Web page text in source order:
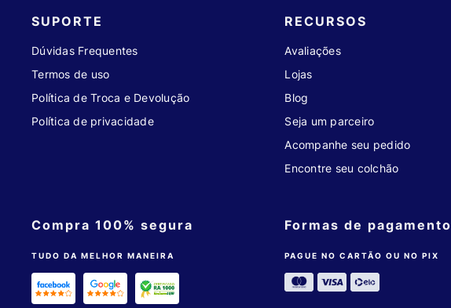
SUPORTE
Dúvidas Frequentes
Termos de uso
Política de Troca e Devolução
Política de privacidade
Compra 100% segura
TUDO DA MELHOR MANEIRA
RECURSOS
Avaliações
Lojas
Blog
Seja um parceiro
Acompanhe seu pedido
Encontre seu colchão
Formas de pagamento
PAGUE NO CARTÃO OU NO PIX